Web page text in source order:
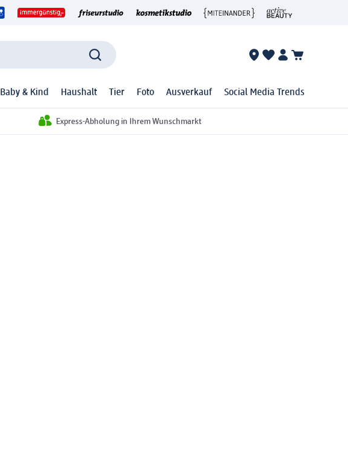
Baby & Kind Haushalt Tier Foto Ausverkauf Social Media Trends
Express-Abholung in Ihrem Wunschmarkt